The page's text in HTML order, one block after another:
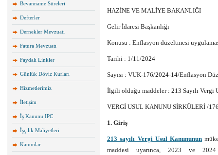
Beyanname Süreleri
Defterler
Dernekler Mevzuatı
Fatura Mevzuatı
Faydalı Linkler
Günlük Döviz Kurları
Hizmetlerimiz
İletişim
İş Kanunu IPC
İşçilik Maliyetleri
Kanunlar
HAZİNE VE MALİYE BAKANLIĞI
Gelir İdaresi Başkanlığı
Konusu : Enflasyon düzeltmesi
Tarihi : 1/11/2024
Sayısı : VUK-176/2024-14/Enflasyon
İlgili olduğu maddeler : 213 Sayılı Vergi
VERGİ USUL KANUNU SİRKÜLERİ /
1. Giriş
213 sayılı Vergi Usul Kanununun
maddesi uyarınca, 2023 ve 2024